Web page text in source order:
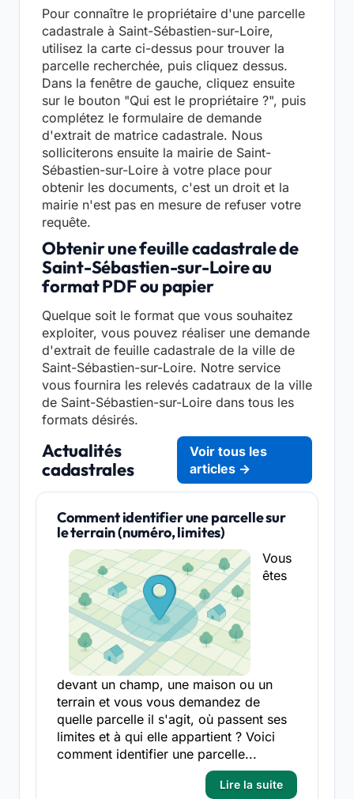
Pour connaître le propriétaire d'une parcelle
cadastrale à Saint-Sébastien-sur-Loire,
utilisez la carte ci-dessus pour trouver la
parcelle recherchée, puis cliquez dessus.
Dans la fenêtre de gauche, cliquez ensuite
sur le bouton "Qui est le propriétaire ?", puis
complétez le formulaire de demande
d'extrait de matrice cadastrale. Nous
solliciterons ensuite la mairie de Saint-
Sébastien-sur-Loire à votre place pour
obtenir les documents, c'est un droit et la
mairie n'est pas en mesure de refuser votre
requête.
Obtenir une feuille cadastrale de
Saint-Sébastien-sur-Loire au
format PDF ou papier
Quelque soit le format que vous souhaitez
exploiter, vous pouvez réaliser une demande
d'extrait de feuille cadastrale de la ville de
Saint-Sébastien-sur-Loire. Notre service
vous fournira les relevés cadatraux de la ville
de Saint-Sébastien-sur-Loire dans tous les
formats désirés.
Actualités
cadastrales
Voir tous les
articles →
Comment identifier une parcelle sur
le terrain (numéro, limites)
Vous
êtes
devant un champ, une maison ou un
terrain et vous vous demandez de
quelle parcelle il s'agit, où passent ses
limites et à qui elle appartient ? Voici
comment identifier une parcelle...
Lire la suite